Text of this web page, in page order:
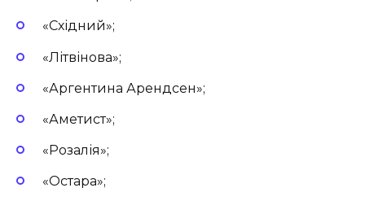
«Східний»;
«Літвінова»;
«Аргентина Арендсен»;
«Аметист»;
«Розалія»;
«Остара»;